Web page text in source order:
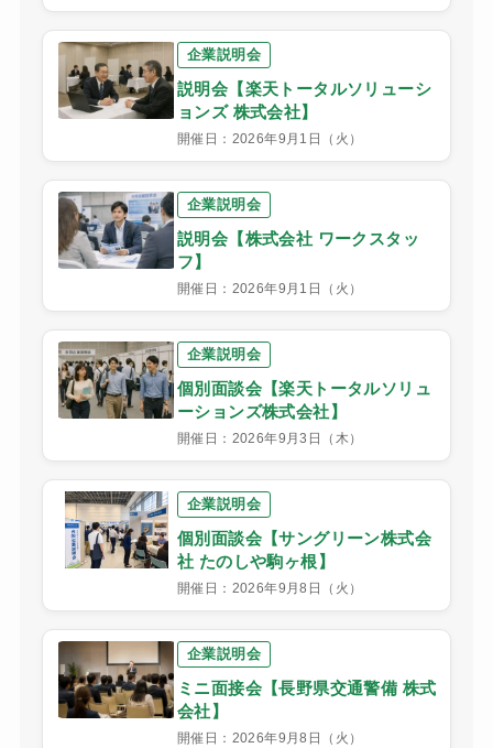
企業説明会
説明会【楽天トータルソリューシ
ョンズ 株式会社】
開催日：2026年9月1日（火）
企業説明会
説明会【株式会社 ワークスタッ
フ】
開催日：2026年9月1日（火）
企業説明会
個別面談会【楽天トータルソリュ
ーションズ株式会社】
開催日：2026年9月3日（木）
企業説明会
個別面談会【サングリーン株式会
社 たのしや駒ヶ根】
開催日：2026年9月8日（火）
企業説明会
ミニ面接会【長野県交通警備 株式
会社】
開催日：2026年9月8日（火）